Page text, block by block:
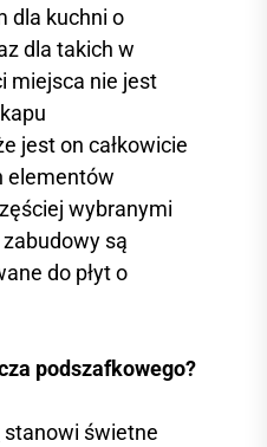
dla kuchni o
dla takich w
miejsca nie jest
jest on całkowicie
elementów
wybranymi
są
do płyt o
podszafkowego?
stanowi świetne